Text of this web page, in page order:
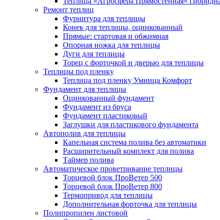
Ремонт теплиц
Фурнитура для теплицы
Конек для теплицы, оцинкованный
Прямые: стартовая и обжимная
Опорная ножка для теплицы
Дуги для теплицы
Торец с форточкой и дверью для теплицы
Теплицы под пленку
Теплица под пленку Умница Комфорт
Фундамент для теплицы
Оцинкованный фундамент
Фундамент из бруса
Фундамент пластиковый
Заглушки для пластикового фундамента
Автополив для теплицы
Капельная система полива без автоматики
Расширительный комплект для полива
Таймер полива
Автоматическое проветривание теплицы
Торцевой блок ПроВетер 500
Торцевой блок ПроВетер 800
Термопривод для теплицы
Дополнительная форточка для теплицы
Полипропилен листовой